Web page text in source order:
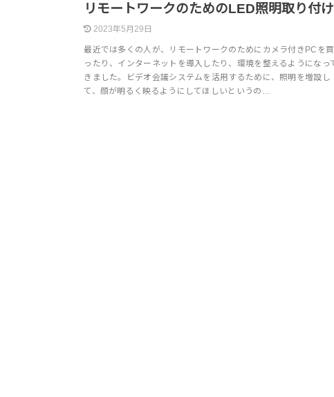
リモートワークのためのLED照明取り付け
2023年5月29日
最近では多くの人が、リモートワークのためにカメラ付きPCを買
ったり、インターネットを導入したり、環境を整えるようになっ
きました。ビデオ会議システムを活用するために、照明を増設し
て、顔が明るく映るようにしてほしいというの…